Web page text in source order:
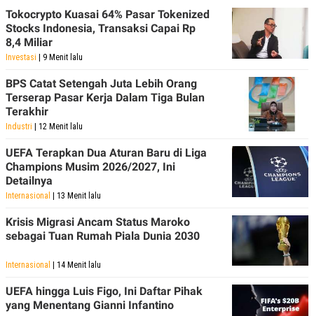
Tokocrypto Kuasai 64% Pasar Tokenized
Stocks Indonesia, Transaksi Capai Rp
8,4 Miliar
Investasi | 9 Menit lalu
BPS Catat Setengah Juta Lebih Orang
Terserap Pasar Kerja Dalam Tiga Bulan
Terakhir
Industri | 12 Menit lalu
UEFA Terapkan Dua Aturan Baru di Liga
Champions Musim 2026/2027, Ini
Detailnya
Internasional | 13 Menit lalu
Krisis Migrasi Ancam Status Maroko
sebagai Tuan Rumah Piala Dunia 2030
Internasional | 14 Menit lalu
UEFA hingga Luis Figo, Ini Daftar Pihak
yang Menentang Gianni Infantino